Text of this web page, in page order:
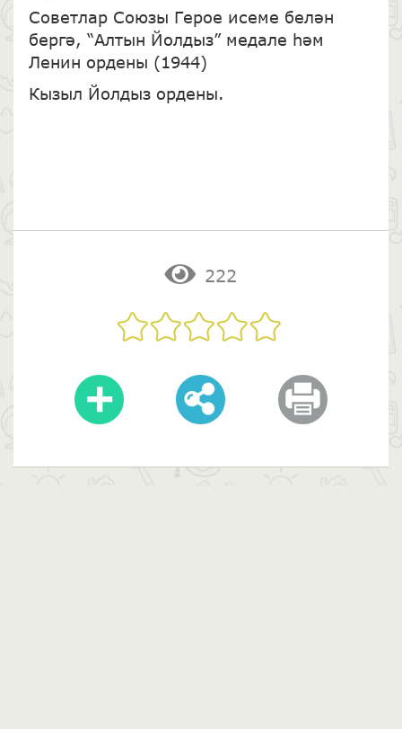
Советлар Союзы Герое исеме белән
бергә, “Алтын Йолдыз” медале һәм
Ленин ордены (1944)
Кызыл Йолдыз ордены.
222